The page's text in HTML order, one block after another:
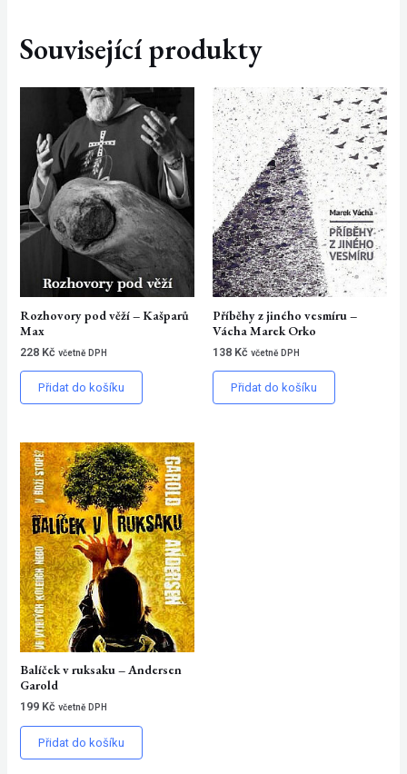
Související produkty
Rozhovory pod věží – Kašparů
Max
228 Kč včetně DPH
Přidat do košíku
Příběhy z jiného vesmíru –
Vácha Marek Orko
138 Kč včetně DPH
Přidat do košíku
Balíček v ruksaku – Andersen
Garold
199 Kč včetně DPH
Přidat do košíku